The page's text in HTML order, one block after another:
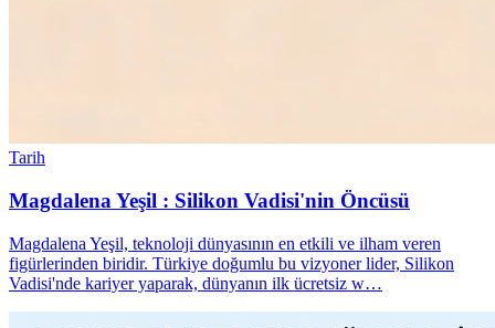
Tarih
Magdalena Yeşil : Silikon Vadisi'nin Öncüsü
Magdalena Yeşil, teknoloji dünyasının en etkili ve ilham veren
figürlerinden biridir. Türkiye doğumlu bu vizyoner lider, Silikon
Vadisi'nde kariyer yaparak, dünyanın ilk ücretsiz w…